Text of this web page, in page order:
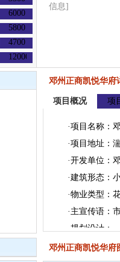
6000
5800
4700
12000
信息]
邓州正商凯悦华府
项目概况 项
·项目名称：
·项目地址：
·开发单位：
·建筑形态：
·物业类型：
·主宣传语：
·规划设计：
·建筑单位：
邓州正商凯悦华府